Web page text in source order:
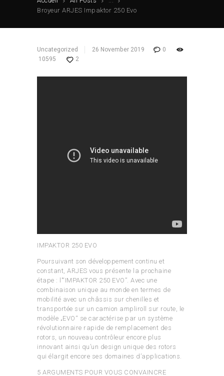
Broyeur ARJES Impaktor 250 Evo
Uncategorized 26 November 2019
0
10595
2
IMPAKTOR 250 EVO
Poursuivant son développement continu et
constant, ARJES vous présente la prochaine
étape : l’“IMPAKTOR 250 EVO”. Avec une
combinaison unique au monde en termes de
mobilité avec un châssis sur chenilles et
transportée sur un camion ampliroll sur route, le
modèle „EVO“ se caractérise par un système
révolutionnaire rapide de remplacement des
rotors, un nouveau contrôleur encore plus
innovant ainsi qu’un design unique des rotors
qui élargit encore ses domaines d’applications.
5 ARGUMENTS POUR VOUS CONVAINCRE